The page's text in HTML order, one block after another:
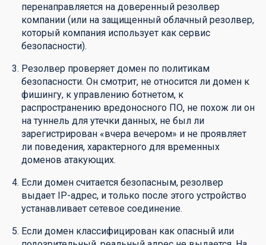
перенаправляется на доверенный резолвер
компании (или на защищенный облачный резолвер,
который компания использует как сервис
безопасности).
Резолвер проверяет домен по политикам
безопасности. Он смотрит, не относится ли домен к
фишингу, к управлению ботнетом, к
распространению вредоносного ПО, не похож ли он
на туннель для утечки данных, не был ли
зарегистрирован «вчера вечером» и не проявляет
ли поведения, характерного для временных
доменов атакующих.
Если домен считается безопасным, резолвер
выдает IP-адрес, и только после этого устройство
устанавливает сетевое соединение.
Если домен классифицирован как опасный или